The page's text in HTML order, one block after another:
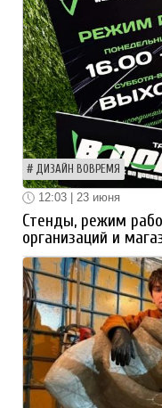
ДИЗАЙН ВОВРЕМЯ
12:03 | 23 июня
Стенды, режим
организаций и